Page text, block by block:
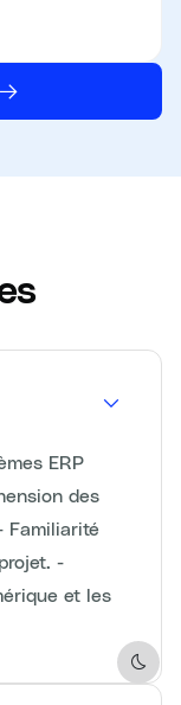
ERP
des
Familiarité
-
et les
Dark